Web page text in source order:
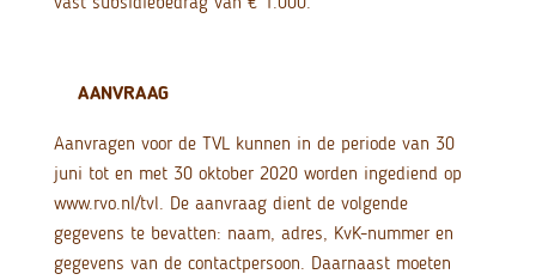
AANVRAAG
Aanvragen voor de TVL kunnen in de periode van 30
juni tot en met 30 oktober 2020 worden ingediend op
www.rvo.nl/tvl. De aanvraag dient de volgende
gegevens te bevatten: naam, adres, KvK-nummer en
gegevens van de contactpersoon. Daarnaast moeten